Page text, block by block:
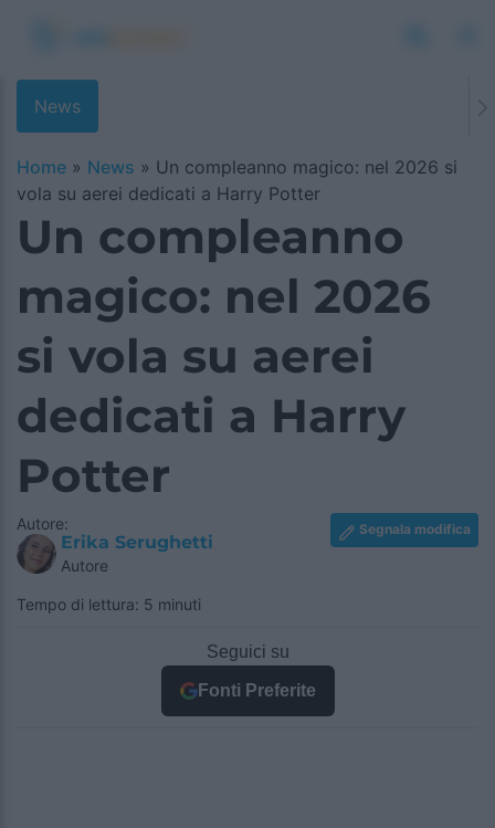
News
Home » News » Un compleanno magico: nel 2026 si
vola su aerei dedicati a Harry Potter
Un compleanno
magico: nel 2026
si vola su aerei
dedicati a Harry
Potter
Autore:
Erika Serughetti
Autore
Segnala modifica
Tempo di lettura: 5 minuti
Seguici su
Fonti Preferite